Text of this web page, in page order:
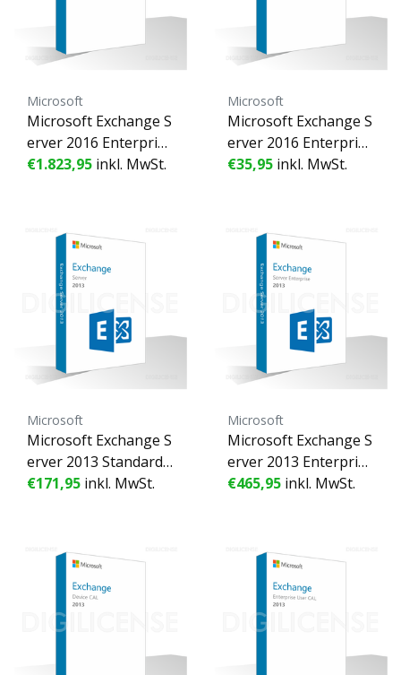
Microsoft
Microsoft Exchange S
erver 2016 Enterprise
- 1 Gerät - Unbefriste
€1.823,95 inkl. MwSt.
Microsoft
Microsoft Exchange S
erver 2016 Enterprise
Device CAL - 1 Gerät -
aucht)
€35,95 inkl. MwSt.
Microsoft
Microsoft Exchange S
erver 2013 Standard -
1 Gerät - Unbefristet
€171,95 inkl. MwSt.
Microsoft
Microsoft Exchange S
erver 2013 Enterprise
- 1 Gerät - Unbefriste
€465,95 inkl. MwSt.